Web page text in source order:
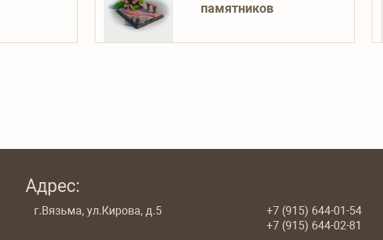
памятников
Адрес:
г.Вязьма, ул.Кирова, д.5
+7 (915) 644-01-54
+7 (915) 644-02-81